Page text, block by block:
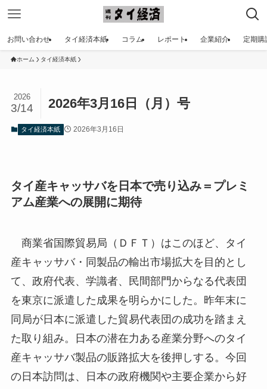
お問い合わせ タイ経済本紙 コラム レポート 企業紹介 定期購
ホーム タイ経済本紙
2026年3月16日（月）号
2026
3/14
タイ経済本紙 2026年3月16日
タイ産キャッサバを日本で売り込み＝プレミ
アム産業への展開に期待
商業省国際貿易局（ＤＦＴ）はこのほど、タイ
産キャッサバ・同製品の輸出市場拡大を目的とし
て、政府代表、学識者、民間部門からなる代表団
を東京に派遣した成果を明らかにした。昨年末に
同局が日本に派遣した貿易代表団の成功を踏まえ
た取り組み。日本の潜在力ある産業分野へのタイ
産キャッサバ製品の販路拡大を後押しする。今回
の日本訪問は、日本の政府機関や主要企業から好